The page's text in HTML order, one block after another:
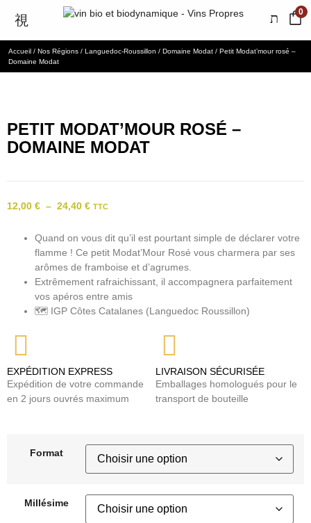
0
Accueil / Nos Régions / Languedoc-Roussillon / Domaine Modat / Petit Modat’mour rosé –
Domaine Modat
PETIT MODAT’MOUR ROSÉ –
DOMAINE MODAT
12,00 € – 24,40 € TTC
Quand on vous dit qu’il est pourtant simple de déclarer votre
flamme ! Ce petit Modat’Mour Rosé vous charmera par ses
arômes de framboise et d’agrumes.
Extrêmement rafraichissant, il accompagnera parfaitement
vos apéros entre amis
🗺 IGP Côtes Catalanes (Languedoc Roussillon)
EXPÉDITION EXPRESS
Expédition de votre commande
en 2 jours ouvrés maximum
LIVRAISON SÉCURISÉE
Emballages homologués pour le
transport de bouteille
Format
Millésime